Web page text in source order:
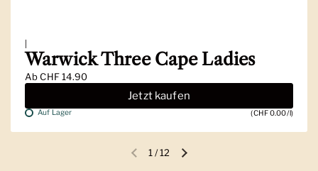
|
Warwick Three Cape Ladies
AbCHF 14.90
Jetzt kaufen
Auf Lager (CHF 0.00/l)
Vorherige FolieNächste Folie
1 /12